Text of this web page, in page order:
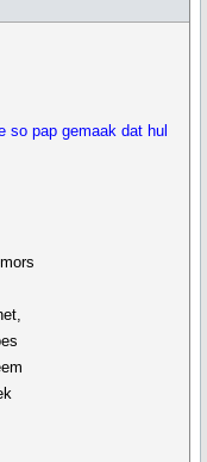
so pap gemaak dat hul